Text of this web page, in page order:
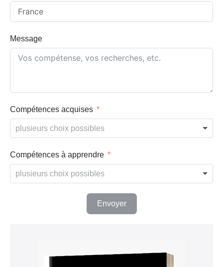
Message
Compétences acquises
Compétences à apprendre
Envoyer